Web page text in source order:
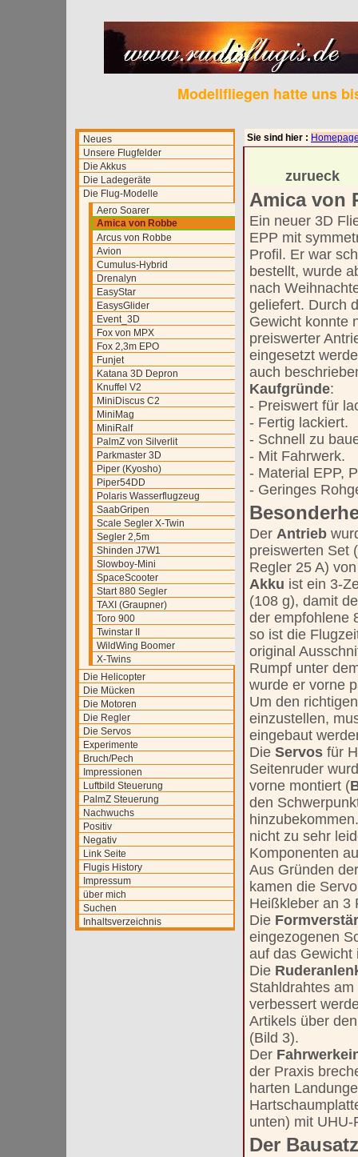
Modellfliegen hatte uns
Neues
Unsere Flugfelder
Die Akkus
Die Ladegeräte
Die Flug-Modelle
Aero Soarer
Amica von Robbe
Arcus von Robbe
Avion
Cumulus-Hybrid
Drenalyn
EasyStar
EasysGlider
Event_3D
Fox von MPX
Fox 2,3m EPO
Funjet
Katana 3D Depron
Knuffel V2
MiniDiscus C2
MiniMag
MiniRalf
PalmZ von Silverlit
Parkmaster 3D
Piper (Kyosho)
Piper54DD
Polaris Wasserflugzeug
SaabGripen
Scale Segler X-Twin
Segler 2,5m
Shinden J7W1
Slowboy-Mini
SpaceScooter
Start 880 Segler
TAXI (Graupner)
Toro 900
Twinstar II
WildWing Boomer
X-Twins
Die Helicopter
Die Mücken
Die Motoren
Die Regler
Die Servos
Experimente
Bruch/Pech
Impressionen
Luftbild Steuerung
PalmZ Steuerung
Nachwuchs
Positiv
Negativ
Link Seite
Flugis History
Impressum
über mich
Suchen
Inhaltsverzeichnis
Sie sind hier :
zurueck
Amica von
Ein neuer 3D
EPP mit
Profil. Er war
bestellt, wurde
nach
geliefert. Durch
Gewicht konnte
preiswerter
eingesetzt
auch
Kaufgründe:
- Preiswert für
- Fertig lackiert.
- Schnell zu
- Mit Fahrwerk.
- Material EPP,
- Geringes
Der Antrieb
preiswerten Set
Regler 25 A)
Akku ist ein 3-
(108 g), damit
der empfohlene
so ist die
original
Rumpf unter
wurde er vorne
Um den
einzustellen,
eingebaut
Die Servos für
Seitenruder
vorne montiert (
den
nicht zu sehr
Komponenten
Aus Gründen
kamen die
Heißkleber an 3
Die
eingezogenen
auf das Gewicht
Die
Stahldrahtes
verbessert
Artikels über
(Bild 3).
Der
der Praxis
harten
unten) mit
Der